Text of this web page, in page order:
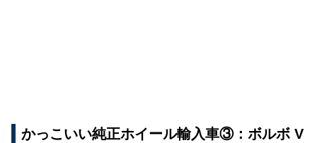
かっこいい純正ホイール輸入車③：ボルボ V